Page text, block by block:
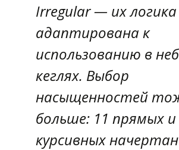
Irregular — их логика
адаптирована к
использованию в
кеглях. Выбор
насыщенностей
больше: 11 прямых и
курсивных